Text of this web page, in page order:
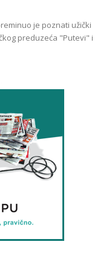
je poznati užički
preduzeća "Putevi" i